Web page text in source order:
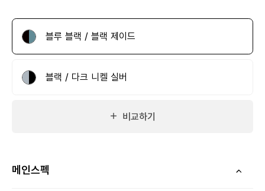
블루 블랙 / 블랙 제이드
블랙 / 다크 니켈 실버
비교하기
메인스펙